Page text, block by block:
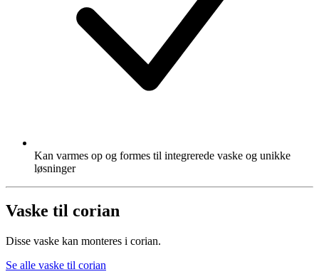
Kan varmes op og formes til integrerede vaske og unikke
løsninger
Vaske til corian
Disse vaske kan monteres i corian.
Se alle vaske til corian